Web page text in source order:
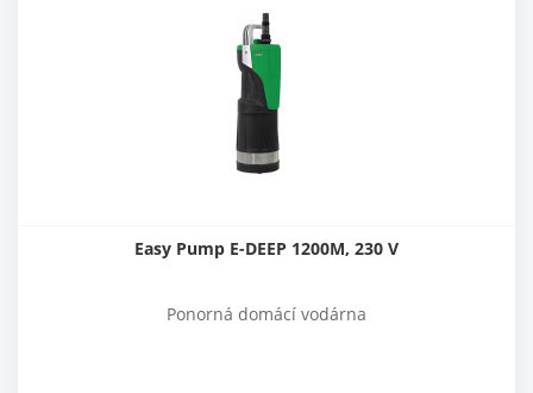
Easy Pump E-DEEP 1200M, 230 V
Ponorná domácí vodárna